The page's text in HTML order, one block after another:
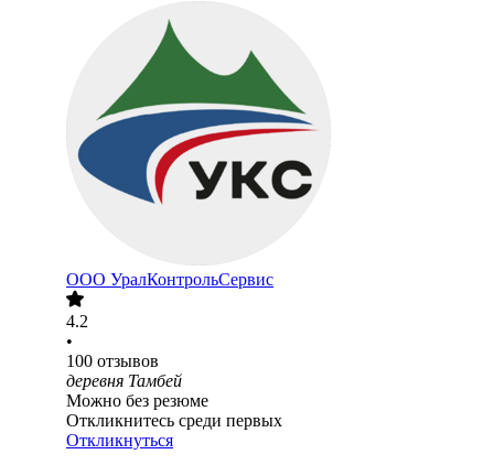
ООО УралКонтрольСервис
4.2
•
100 отзывов
деревня Тамбей
Можно без резюме
Откликнитесь среди первых
Откликнуться